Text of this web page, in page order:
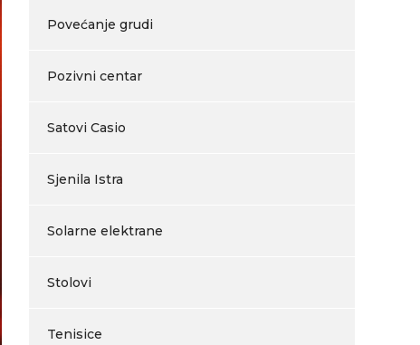
Povećanje grudi
Pozivni centar
Satovi Casio
Sjenila Istra
Solarne elektrane
Stolovi
Tenisice